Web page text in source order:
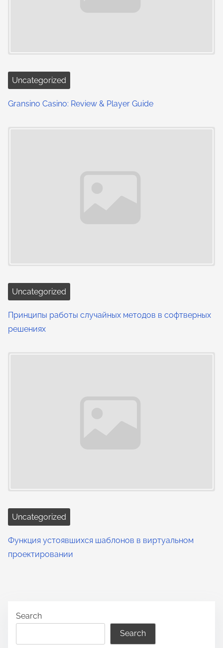
Uncategorized
Gransino Casino: Review & Player Guide
Uncategorized
Принципы работы случайных методов в софтверных
решениях
Uncategorized
Функция устоявшихся шаблонов в виртуальном
проектировании
Search
Search